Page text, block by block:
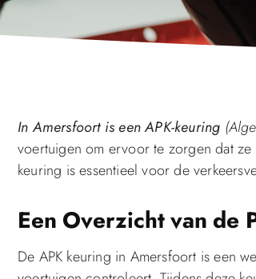
In Amersfoort is een APK-keuring
voertuigen om ervoor te zorgen dat
keuring is essentieel voor de
Een Overzicht van de
De APK keuring in Amersfoort is een